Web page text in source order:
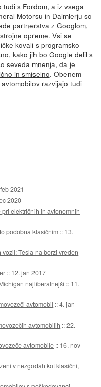
s Fordom, a iz vsega
Motorsu in Daimlerju so
partnerstva z Googlom,
opreme. Vsi se
kovali s programsko
kako jih bo Google delil s
seveda mnenja, da je
in smiselno. Obenem
razvijajo tudi
2021
2020
električnih in avtonomnih
podobna klasičnim :: 13.
Tesla na borzi vreden
:: 12. jan 2017
najliberalnejši :: 11.
avtomobil ::4. jan
avtomobilih ::22.
avtomobile :: 16. nov
v nezgodah kot klasični,